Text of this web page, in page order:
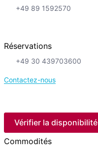
+49 89 1592570
Réservations
+49 30 439703600
Contactez-nous
Vérifier la disponibilité
Commodités